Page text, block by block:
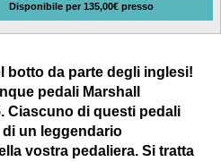
Disponibile per 135,00€ presso
botto da parte degli inglesi!
pedali Marshall
Ciascuno di questi pedali
un leggendario
vostra pedaliera. Si tratta